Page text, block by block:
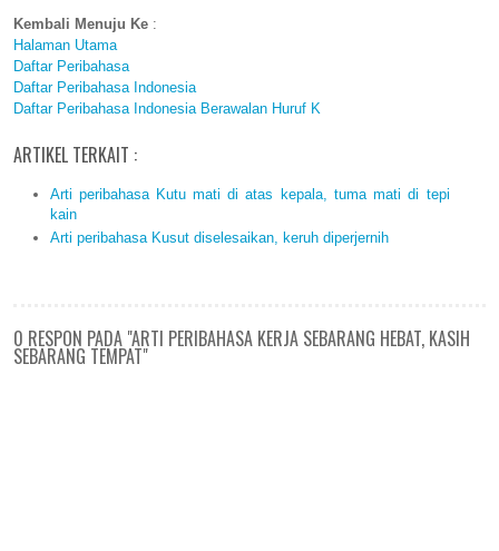
Kembali Menuju Ke :
Halaman Utama
Daftar Peribahasa
Daftar Peribahasa Indonesia
Daftar Peribahasa Indonesia Berawalan Huruf K
ARTIKEL TERKAIT :
Arti peribahasa Kutu mati di atas kepala, tuma mati di tepi
kain
Arti peribahasa Kusut diselesaikan, keruh diperjernih
0 RESPON PADA "ARTI PERIBAHASA KERJA SEBARANG HEBAT, KASIH
SEBARANG TEMPAT"